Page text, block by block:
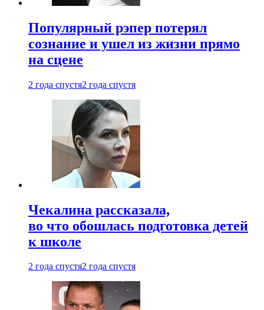
Популярный рэпер потерял
сознание и ушел из жизни прямо
на сцене
2 года спустя2 года спустя
Чекалина рассказала,
во что обошлась подготовка детей
к школе
2 года спустя2 года спустя